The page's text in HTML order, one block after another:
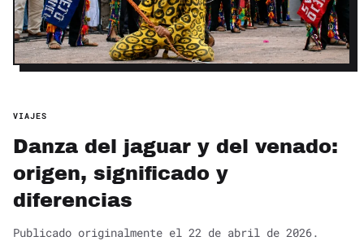
VIAJES
Danza del jaguar y del venado:
origen, significado y
diferencias
Publicado originalmente el 22 de abril de 2026.